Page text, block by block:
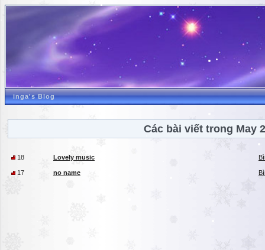
inga's Blog
Các bài viết trong May
18 Lovely music
17 no name